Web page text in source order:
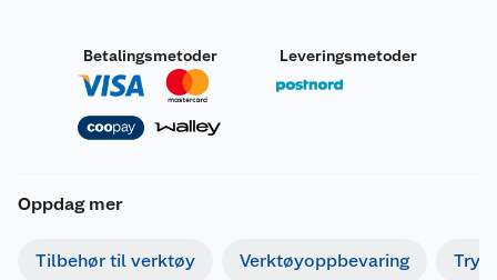
Betalingsmetoder Leveringsmetoder
Oppdag mer
Tilbehør til verktøy Verktøyoppbevaring